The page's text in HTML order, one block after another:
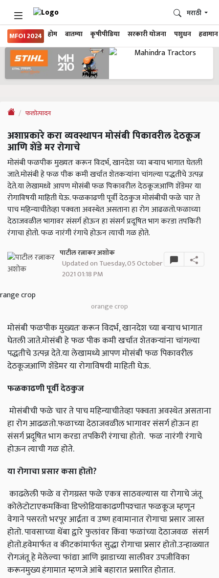
MFOI 2024 होम बातम्या कृषीपीडिया सरकारी योजना पशुधन हवामान
मराठी
फलोत्पादन
अशाप्रकारे करा व्यवस्थापन मोसंबी पिकावरील देठकूज
आणि शेंडे मर रोगाचे
मोसंबी फळपीक मुख्यतः करून विदर्भ, खानदेश च्या बऱ्याच भागात घेतली
जाते.मोसंबी हे फळ पीक कमी खर्चात शेतकऱ्यांना चांगल्या पद्धतीचे उत्पन्न
देते.या लेखामध्ये आपण मोसंबी फळ पिकावरील देठकूजआणि शेंडेमर या
रोगाविषयी माहिती घेऊ. फळकाढणी पूर्वी देठकुज मोसंबीची फळे चार ते
पाच महिन्याचीतेव्हा पक्वता अवस्थेत असताना हा रोग आढळतो.फळाच्या
देठाजवळील भागावर संसर्ग होऊन हा संसर्ग प्रदूषित भाग करडा तपकिरी
रंगाचा होतो. फळ नारंगी रंगाचे होऊन त्याची गळ होते.
पाटील रत्नाकर अशोक
Updated on Tuesday, 05 October
2021 01:18 PM
orange crop
मोसंबी फळपीक मुख्यतः करून विदर्भ, खानदेश च्या बऱ्याच भागात
घेतली जाते.मोसंबी हे फळ पीक कमी खर्चात शेतकऱ्यांना चांगल्या
पद्धतीचे उत्पन्न देते.या लेखामध्ये आपण मोसंबी फळ पिकावरील
देठकूजआणि शेंडेमर या रोगाविषयी माहिती घेऊ.
फळकाढणी पूर्वी देठकुज
मोसंबीची फळे चार ते पाच महिन्याचीतेव्हा पक्वता अवस्थेत असताना
हा रोग आढळतो.फळाच्या देठाजवळील भागावर संसर्ग होऊन हा
संसर्ग प्रदूषित भाग करडा तपकिरी रंगाचा होतो. फळ नारंगी रंगाचे
होऊन त्याची गळ होते.
या रोगाचा प्रसार कसा होतो?
काढलेली फळे व रोगग्रस्त फळे एकत्र साठवल्यास या रोगाचे जंतू
कोलेटोटाएकमकिंवा डिप्लोडियाकाढणीपश्‍चात फळकूज म्हणून
वेगाने पसरतो भरपूर आर्द्रता व उष्ण हवामानात रोगाचा प्रसार जास्त
होतो. पावसाच्या थेंबा द्वारे फुलांवर किंवा फळांच्या देठाजवळ संसर्ग
होतो.हवेमार्फत व कीटकांमार्फत सुद्धा रोगाचा प्रसार होतो.उन्हाळ्यात
रोगजंतू हे मेलेल्या फांद्या आणि झाडाच्या सालीवर उपजीविका
करूनमुख्य हंगामात म्हणजे आंबे बहारात प्रसारित होतात.